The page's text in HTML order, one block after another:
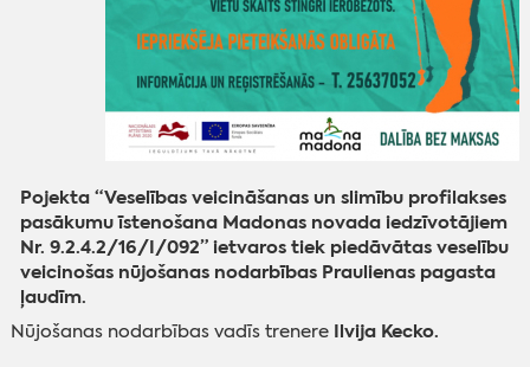
Pojekta “Veselības veicināšanas un slimību profilakses
pasākumu īstenošana Madonas novada iedzīvotājiem
Nr. 9.2.4.2/16/I/092” ietvaros tiek piedāvātas veselību
veicinošas nūjošanas nodarbības Praulienas pagasta
ļaudīm.
Nūjošanas nodarbības vadīs trenere Ilvija Kecko.